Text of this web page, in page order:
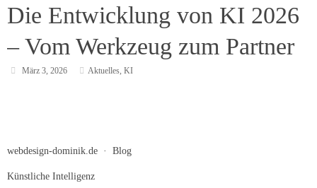
Die Entwicklung von KI 2026
– Vom Werkzeug zum Partner
März 3, 2026 Aktuelles,KI
webdesign-dominik.de · Blog
Künstliche Intelligenz